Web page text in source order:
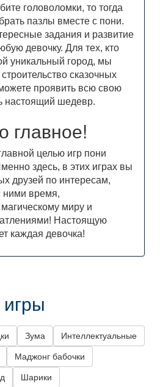
головоломки, то тогда
пазлы вместе с пони.
задания и развитие
девочку. Для тех, кто
уникальный город, мы
сказочных
проявить всю свою
настоящий шедевр.
главное!
целью игр пони
здесь, в этих играх вы
друзей по интересам,
ними время,
миру и
Настоящую
каждая девочка!
Зума Интеллектуальные
Маджонг бабочки
Шарики